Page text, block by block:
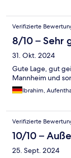
Verifizierte
8/10 – Sehr
31. Okt. 2024
Gute Lage, gut
Mannheim und
Ibrahim,
Verifizierte
10/10 –
25. Sept. 2024